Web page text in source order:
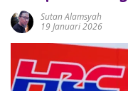
Sutan Alamsyah
19 Januari 2026